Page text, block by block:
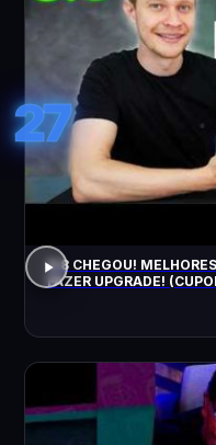
27
8.8 CHEGOU!
FAZER UPGRADE!